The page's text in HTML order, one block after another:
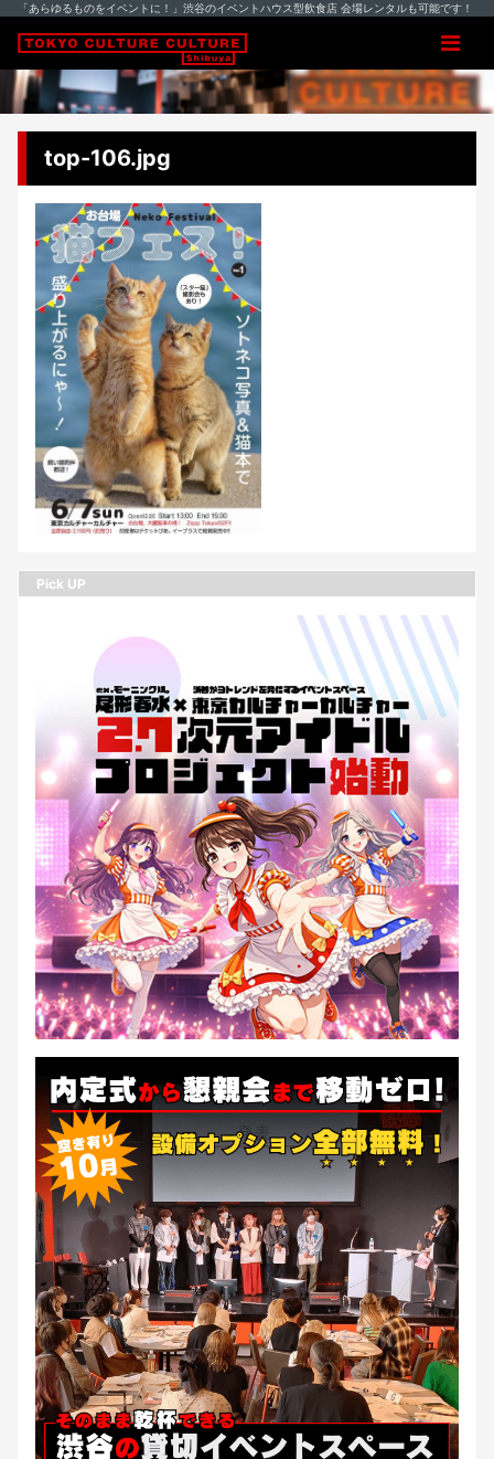
「あらゆるものをイベントに！」渋谷のイベントハウス型飲食店 会場レンタルも可能です！
top-106.jpg
Pick UP